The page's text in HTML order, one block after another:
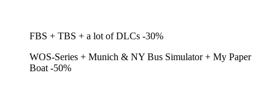
FBS + TBS + a lot of DLCs -30%
WOS-Series + Munich & NY Bus Simulator + My Paper
Boat -50%